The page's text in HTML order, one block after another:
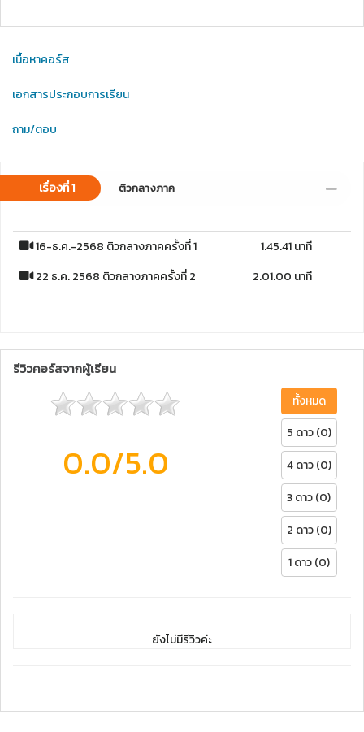
เนื้อหาคอร์ส
เอกสารประกอบการเรียน
ถาม/ตอบ
เรื่องที่ 1 ติวกลางภาค
16-ธ.ค.-2568 ติวกลางภาคครั้งที่ 1
1.45.41 นาที
22 ธ.ค. 2568 ติวกลางภาคครั้งที่ 2
2.01.00 นาที
รีวิวคอร์สจากผู้เรียน
0.0/5.0
ทั้งหมด
5 ดาว (0)
4 ดาว (0)
3 ดาว (0)
2 ดาว (0)
1 ดาว (0)
ยังไม่มีรีวิวค่ะ